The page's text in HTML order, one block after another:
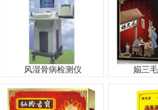
风湿骨病检测仪 媌三